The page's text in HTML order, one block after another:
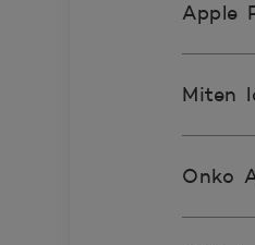
Apple
Miten
Onko